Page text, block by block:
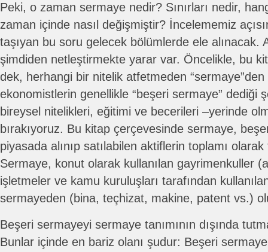
Peki, o zaman sermaye nedir? Sınırları nedir,
zaman içinde nasıl değişmiştir? İncelememiz
taşıyan bu soru gelecek bölümlerde ele alınacak.
şimdiden netleştirmekte yarar var. Öncelikle, bu
dek, herhangi bir nitelik atfetmeden
ekonomistlerin genellikle “beşeri sermaye” dediği
bireysel nitelikleri, eğitimi ve becerileri –yerinde
bırakıyoruz. Bu kitap çerçevesinde sermaye,
piyasada alınıp satılabilen aktiflerin toplamı
Sermaye, konut olarak kullanılan gayrimenkuller
işletmeler ve kamu kuruluşları tarafından
sermayeden (bina, teçhizat, makine, patent vs.)
Beşeri sermayeyi sermaye tanımının dışında
Bunlar içinde en bariz olanı şudur: Beşeri